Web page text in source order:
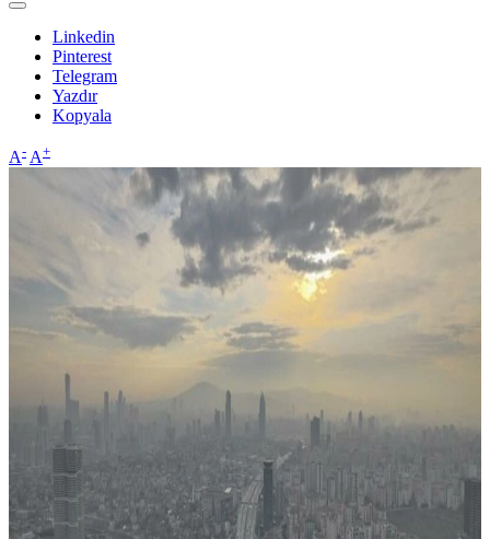
Linkedin
Pinterest
Telegram
Yazdır
Kopyala
A- A+